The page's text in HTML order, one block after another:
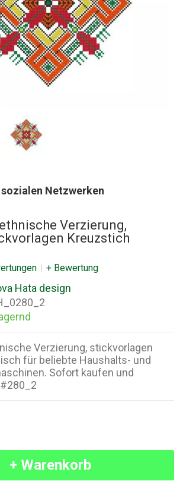
Netzwerken
Verzierung,
Kreuzstich
+ Bewertung
Hata design
Verzierung, stickvorlagen
für beliebte Haushalts- und
Sofort kaufen und
+ Warenkorb